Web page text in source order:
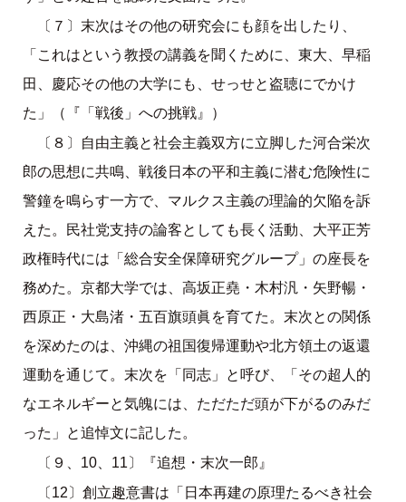
〔７〕末次はその他の研究会にも顔を出したり、
「これはという教授の講義を聞くために、東大、早稲
田、慶応その他の大学にも、せっせと盗聴にでかけ
た」（『「戦後」への挑戦』）
〔８〕自由主義と社会主義双方に立脚した河合栄次
郎の思想に共鳴、戦後日本の平和主義に潜む危険性に
警鐘を鳴らす一方で、マルクス主義の理論的欠陥を訴
えた。民社党支持の論客としても長く活動、大平正芳
政権時代には「総合安全保障研究グループ」の座長を
務めた。京都大学では、高坂正堯・木村汎・矢野暢・
西原正・大島渚・五百旗頭眞を育てた。末次との関係
を深めたのは、沖縄の祖国復帰運動や北方領土の返還
運動を通じて。末次を「同志」と呼び、「その超人的
なエネルギーと気魄には、ただただ頭が下がるのみだ
った」と追悼文に記した。
〔９、10、11〕『追想・末次一郎』
〔12〕創立趣意書は「日本再建の原理たるべき社会